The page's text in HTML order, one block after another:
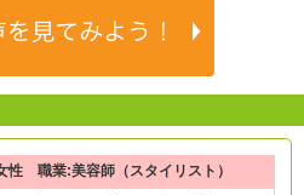
職業:美容師（スタイリスト）